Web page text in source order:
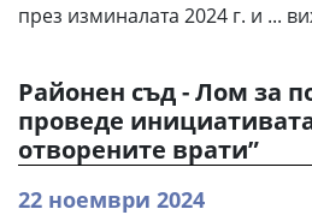
през изминалата 2024 г. и ...
Районен съд - Лом за
проведе
отворените врати”
22 ноември 2024